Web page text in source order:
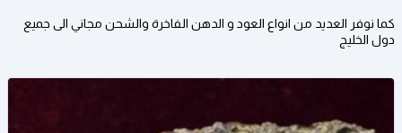
كما نوفر العديد من انواع العود و الدهن الفاخرة والشحن مجاني الى جميع
دول الخليج